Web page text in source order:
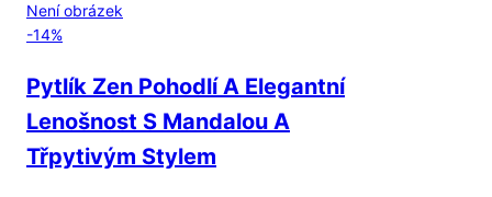
Není obrázek
-14%
Pytlík Zen Pohodlí A Elegantní
Lenošnost S Mandalou A
Třpytivým Stylem